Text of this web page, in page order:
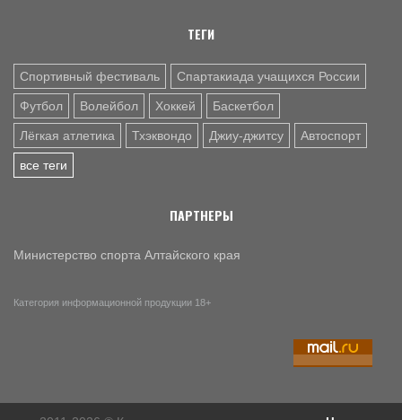
ТЕГИ
Спортивный фестиваль Спартакиада учащихся России
Футбол Волейбол Хоккей Баскетбол
Лёгкая атлетика Тхэквондо Джиу-джитсу Автоспорт
все теги
ПАРТНЕРЫ
Министерство спорта Алтайского края
Категория информационной продукции 18+